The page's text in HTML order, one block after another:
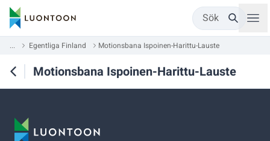
Sök
... Egentliga Finland Motionsbana Ispoinen-Harittu-Lauste
Motionsbana Ispoinen-Harittu-Lauste